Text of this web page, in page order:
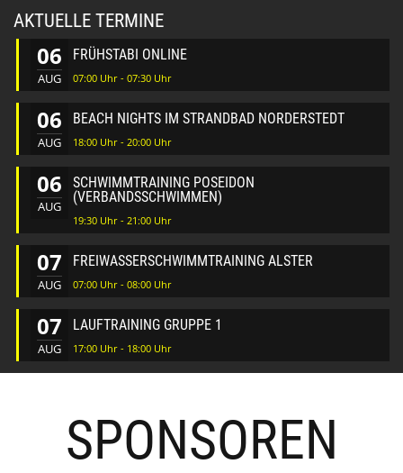
AKTUELLE TERMINE
06
AUG
FRÜHSTABI ONLINE
07:00 Uhr - 07:30 Uhr
06
AUG
BEACH NIGHTS IM STRANDBAD NORDERSTEDT
18:00 Uhr - 20:00 Uhr
06
AUG
SCHWIMMTRAINING POSEIDON
(VERBANDSSCHWIMMEN)
19:30 Uhr - 21:00 Uhr
07
AUG
FREIWASSERSCHWIMMTRAINING ALSTER
07:00 Uhr - 08:00 Uhr
07
AUG
LAUFTRAINING GRUPPE 1
17:00 Uhr - 18:00 Uhr
SPONSOREN